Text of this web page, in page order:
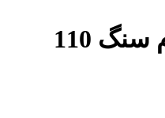
110